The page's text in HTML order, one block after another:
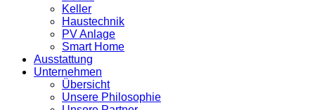
Keller
Haustechnik
PV Anlage
Smart Home
Ausstattung
Unternehmen
Übersicht
Unsere Philosophie